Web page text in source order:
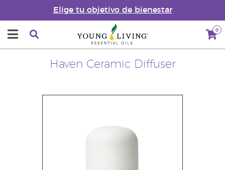
Elige tu objetivo de bienestar
0
Haven Ceramic Diffuser